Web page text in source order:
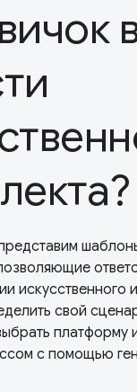
искусственного
свой
платформу
с помощью